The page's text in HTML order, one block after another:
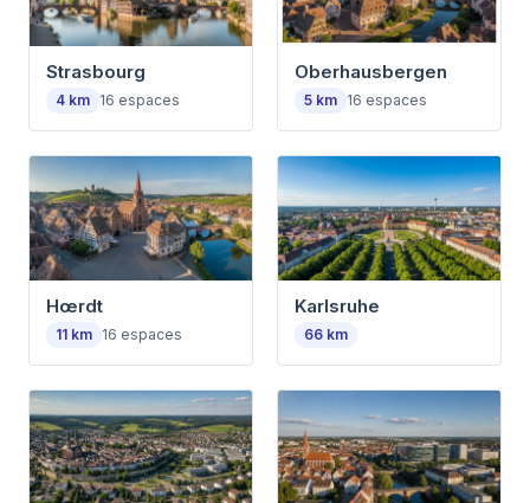
Strasbourg
4 km 16 espaces
Oberhausbergen
5 km 16 espaces
Hœrdt
11 km 16 espaces
Karlsruhe
66 km